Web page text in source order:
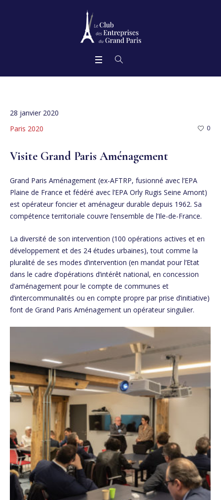
28 janvier 2020
Paris 2020
0
Visite Grand Paris Aménagement
Grand Paris Aménagement (ex-AFTRP, fusionné avec l’EPA
Plaine de France et fédéré avec l’EPA Orly Rugis Seine Amont)
est opérateur foncier et aménageur durable depuis 1962. Sa
compétence territoriale couvre l’ensemble de l’Ile-de-France.
La diversité de son intervention (100 opérations actives et en
développement et des 24 études urbaines), tout comme la
pluralité de ses modes d’intervention (en mandat pour l’Etat
dans le cadre d’opérations d’intérêt national, en concession
d’aménagement pour le compte de communes et
d’intercommunalités ou en compte propre par prise d’initiative)
font de Grand Paris Aménagement un opérateur singulier.